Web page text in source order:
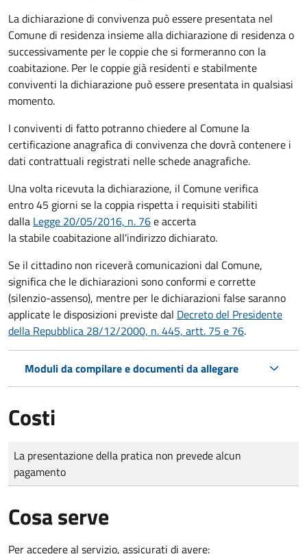
La dichiarazione di convivenza può essere presentata nel
Comune di residenza insieme alla dichiarazione di residenza o
successivamente per le coppie che si formeranno con la
coabitazione. Per le coppie già residenti e stabilmente
conviventi la dichiarazione può essere presentata in qualsiasi
momento.
I conviventi di fatto potranno chiedere al Comune la
certificazione anagrafica di convivenza che dovrà contenere i
dati contrattuali registrati nelle schede anagrafiche.
Una volta ricevuta la dichiarazione, il Comune verifica
entro 45 giorni se la coppia rispetta i requisiti stabiliti
dalla Legge 20/05/2016, n. 76e accerta
la stabile coabitazione all'indirizzo dichiarato.
Se il cittadino non riceverà comunicazioni dal Comune,
significa che le dichiarazioni sono conformi e corrette
(silenzio-assenso), mentre per le dichiarazioni false saranno
applicate le disposizioni previste dal Decreto del Presidente
della Repubblica 28/12/2000, n. 445, artt. 75 e 76.
Moduli da compilare e documenti da allegare
Costi
Tipo di pagamento
Importo
La presentazione della pratica non prevede alcun
pagamento
Cosa serve
Per accedere al servizio, assicurati di avere: